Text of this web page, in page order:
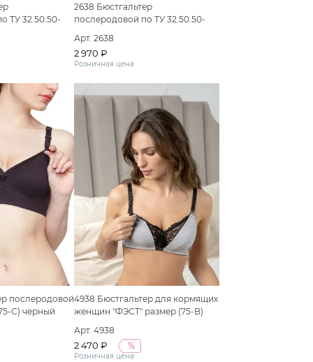
ТУ 32.50.50-
меланж/
2638 Бюстгальтер
послеродовой по ТУ 32.50.50-
исполнения: Бюстгальтер
послеродовой "ФЭСТ" размер
(75-B) белый
Арт. 2638
2 970 ₽
Розничная цена
послеродовой
C) черный
4938 Бюстгальтер для кормящих
женщин "ФЭСТ" размер (75-B)
Арт. 4938
2 470 ₽ %
Розничная цена